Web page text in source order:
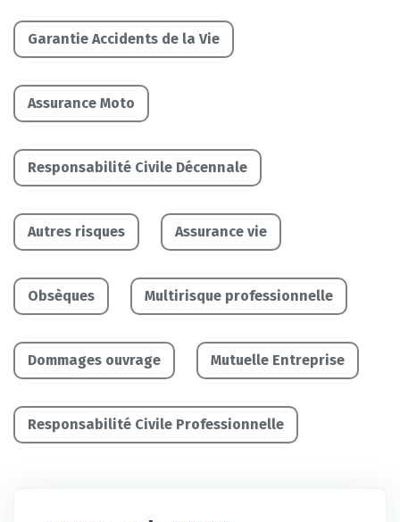
Garantie Accidents de la Vie
Assurance Moto
Responsabilité Civile Décennale
Autres risques Assurance vie
Obsèques Multirisque professionnelle
Dommages ouvrage Mutuelle Entreprise
Responsabilité Civile Professionnelle